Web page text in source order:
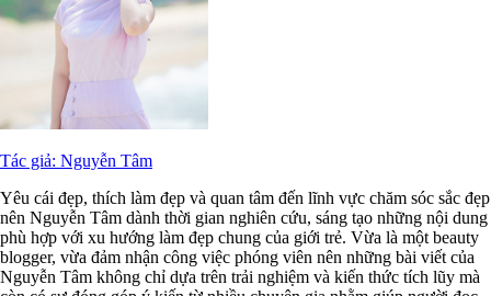
Tác giả: Nguyễn Tâm
Yêu cái đẹp, thích làm đẹp và quan tâm đến lĩnh vực chăm sóc sắc đẹp
nên Nguyễn Tâm dành thời gian nghiên cứu, sáng tạo những nội dung
phù hợp với xu hướng làm đẹp chung của giới trẻ. Vừa là một beauty
blogger, vừa đảm nhận công việc phóng viên nên những bài viết của
Nguyễn Tâm không chỉ dựa trên trải nghiệm và kiến thức tích lũy mà